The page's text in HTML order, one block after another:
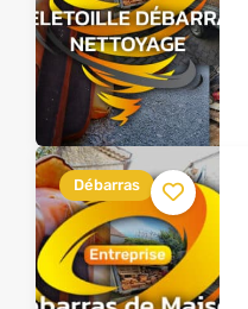
Débarras